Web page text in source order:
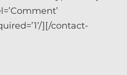
][/contact-